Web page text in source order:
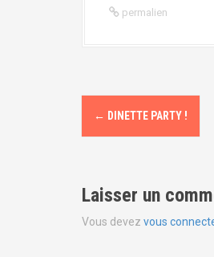
permalien
N
a
i
g
← DINETTE PARTY !
Laisser un
Vous devez vous